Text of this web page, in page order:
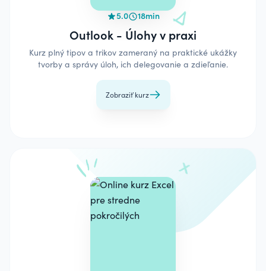
5.0 18min
Outlook - Úlohy v praxi
Kurz plný tipov a trikov zameraný na praktické ukážky
tvorby a správy úloh, ich delegovanie a zdieľanie.
Zobraziť kurz